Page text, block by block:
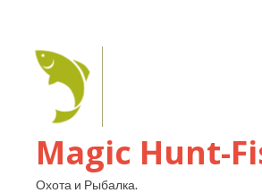
Magic Hunt-
Охота и Рыбалка.